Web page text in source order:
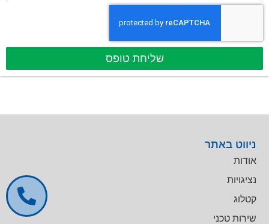
שליחת טופס
ניווט באתר
אודות
נציגויות
קטלוג
שירות טכני